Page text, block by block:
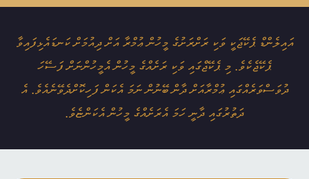
އައިލެންޑް ޕެކޭޖަކީ ވަކި ރަށްރަށުގެ މީހުން ޢުމްރާ އަށް ދިއުމަށް ކަނޑައެޅިފައިވާ
ޕެކޭޖެކެވެ. މި ޕެކޭޖްގައި ވަކި ރަށެއްގެ މީހުން އެމީހުންނަށް ފަސޭހަ
ދުވަސްވަރެއްގައި ޢުމްރާއަށް ދާން ބޭނުން ނަމަ އެކަން ފަހިކޮށްދެވޭނެއެވެ. އެ
ދަތުރުގައި ދާނީ ހަމަ އެރަށެއްގެ މީހުން އެކަންޏެވެ.